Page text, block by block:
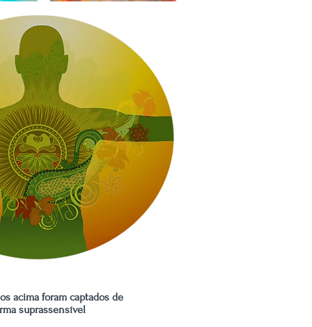
acima foram captados de
suprassensível